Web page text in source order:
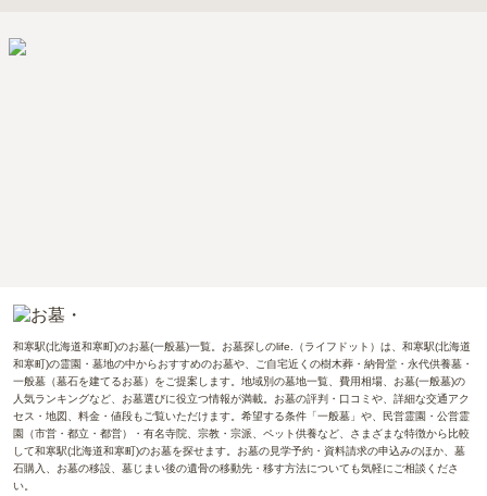
和寒駅(北海道和寒町)のお墓(一般墓)一覧。お墓探しのlife.（ライフドット）は、和寒駅(北海道
和寒町)の霊園・墓地の中からおすすめのお墓や、ご自宅近くの樹木葬・納骨堂・永代供養墓・
一般墓（墓石を建てるお墓）をご提案します。地域別の墓地一覧、費用相場、お墓(一般墓)の
人気ランキングなど、お墓選びに役立つ情報が満載。お墓の評判・口コミや、詳細な交通アク
セス・地図、料金・値段もご覧いただけます。希望する条件「一般墓」や、民営霊園・公営霊
園（市営・都立・都営）・有名寺院、宗教・宗派、ペット供養など、さまざまな特徴から比較
して和寒駅(北海道和寒町)のお墓を探せます。お墓の見学予約・資料請求の申込みのほか、墓
石購入、お墓の移設、墓じまい後の遺骨の移動先・移す方法についても気軽にご相談くださ
い。